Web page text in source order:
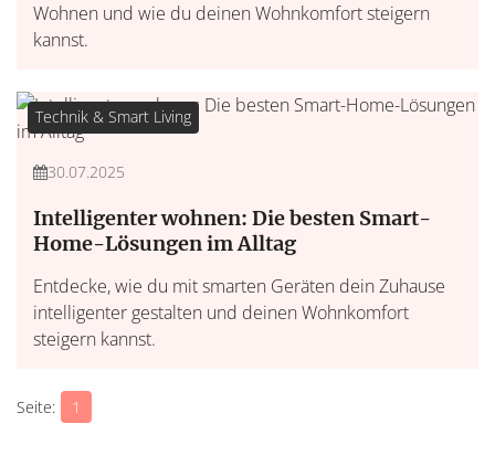
Wohnen und wie du deinen Wohnkomfort steigern
kannst.
Technik & Smart Living
30.07.2025
Intelligenter wohnen: Die besten Smart-
Home-Lösungen im Alltag
Entdecke, wie du mit smarten Geräten dein Zuhause
intelligenter gestalten und deinen Wohnkomfort
steigern kannst.
1